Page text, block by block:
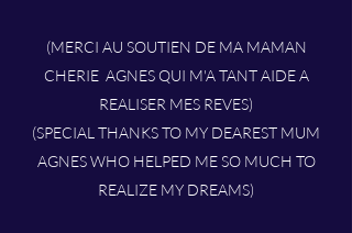
(MERCI AU SOUTIEN DE MA MAMAN
CHERIE AGNES QUI M'A TANT AIDE A
REALISER MES REVES)
(SPECIAL THANKS TO MY DEAREST MUM
AGNES WHO HELPED ME SO MUCH TO
REALIZE MY DREAMS)